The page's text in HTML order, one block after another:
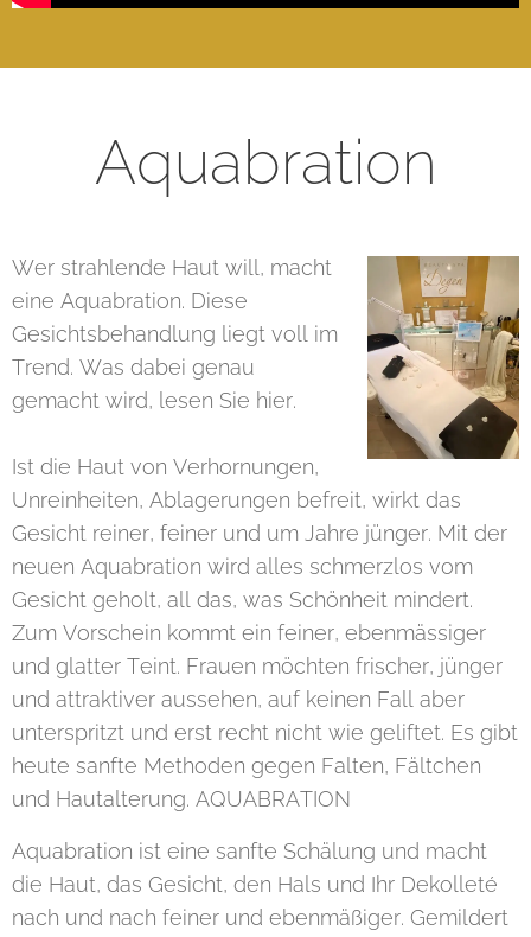
Aquabration
Wer strahlende Haut will, macht
eine Aquabration. Diese
Gesichtsbehandlung liegt voll im
Trend. Was dabei genau
gemacht wird, lesen Sie hier.
Ist die Haut von Verhornungen,
Unreinheiten, Ablagerungen befreit, wirkt das
Gesicht reiner, feiner und um Jahre jünger. Mit der
neuen Aquabration wird alles schmerzlos vom
Gesicht geholt, all das, was Schönheit mindert.
Zum Vorschein kommt ein feiner, ebenmässiger
und glatter Teint. Frauen möchten frischer, jünger
und attraktiver aussehen, auf keinen Fall aber
unterspritzt und erst recht nicht wie geliftet. Es gibt
heute sanfte Methoden gegen Falten, Fältchen
und Hautalterung. AQUABRATION
Aquabration ist eine sanfte Schälung und macht
die Haut, das Gesicht, den Hals und Ihr Dekolleté
nach und nach feiner und ebenmäßiger. Gemildert